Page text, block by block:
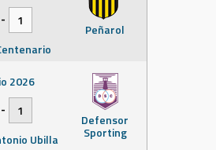
Peñarol
-
1
Defensor
Sporting
2026
-
1
Ubilla